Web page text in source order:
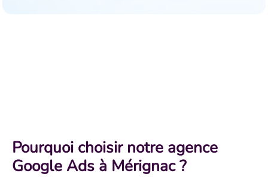
Pourquoi choisir notre agence
Google Ads à Mérignac ?